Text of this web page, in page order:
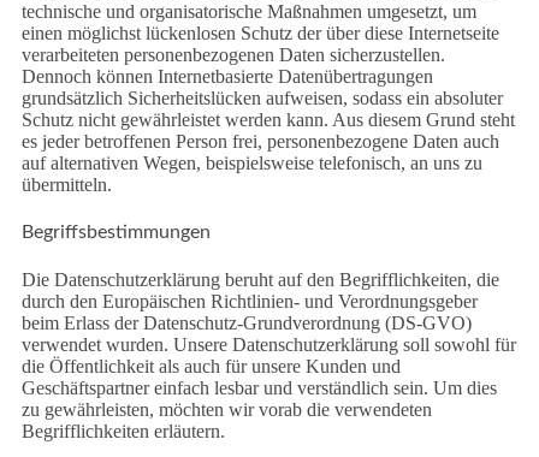
technische und organisatorische Maßnahmen umgesetzt, um
einen möglichst lückenlosen Schutz der über diese Internetseite
verarbeiteten personenbezogenen Daten sicherzustellen.
Dennoch können Internetbasierte Datenübertragungen
grundsätzlich Sicherheitslücken aufweisen, sodass ein absoluter
Schutz nicht gewährleistet werden kann. Aus diesem Grund steht
es jeder betroffenen Person frei, personenbezogene Daten auch
auf alternativen Wegen, beispielsweise telefonisch, an uns zu
übermitteln.
Begriffsbestimmungen
Die Datenschutzerklärung beruht auf den Begrifflichkeiten, die
durch den Europäischen Richtlinien- und Verordnungsgeber
beim Erlass der Datenschutz-Grundverordnung (DS-GVO)
verwendet wurden. Unsere Datenschutzerklärung soll sowohl für
die Öffentlichkeit als auch für unsere Kunden und
Geschäftspartner einfach lesbar und verständlich sein. Um dies
zu gewährleisten, möchten wir vorab die verwendeten
Begrifflichkeiten erläutern.